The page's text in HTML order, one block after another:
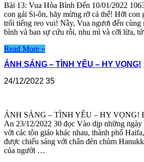
Bài 13: Vua Hòa Bình Đến 10/01/2022
con gái Si-ôn, hãy mừng rỡ cả thể! Hỡi con
trổi tiếng reo vui! Nầy, Vua ngươi đến
bình và ban sự cứu rỗi, nhu mì và cỡi lừa,
Read More »
ÁNH SÁNG – TÌNH YÊU – HY VỌNG!
24/12/2022 35
ÁNH SÁNG – TÌNH YÊU – HY VỌNG!
An 23/12/2022 30 đọc Vào dịp những ngày
với các tôn giáo khác nhau, thành phố
được chiếu sáng với chân đèn chùm
của người …